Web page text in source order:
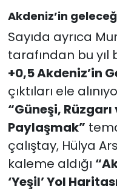
Akdeniz’in
Sayıda ayrıca
tarafından bu yıl
+0,5 Akdeniz’in
çıktıları ele
“Güneşi,
Paylaşmak”
çalıştay, Hülya
kaleme aldığı
‘Yeşil’ Yol